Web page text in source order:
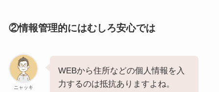
②情報管理的にはむしろ安心では
ニャッキ
WEBから住所などの個人情報を入
力するのは抵抗ありますよね。